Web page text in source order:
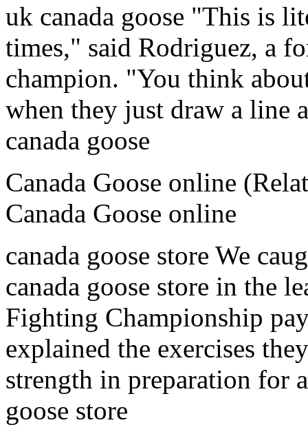
uk canada goose "This is
times," said Rodriguez, a
champion. "You think
when they just draw a line
canada goose
Canada Goose online
Canada Goose online
canada goose store We
canada goose store in the
Fighting Championship
explained the exercises
strength in preparation for
goose store